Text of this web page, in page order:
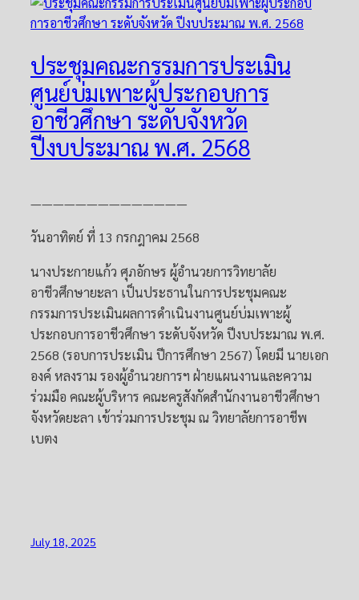
ประชุมคณะกรรมการประเมิน
ศูนย์บ่มเพาะผู้ประกอบการ
อาชีวศึกษา ระดับจังหวัด
ปีงบประมาณ พ.ศ. 2568
——————————————
วันอาทิตย์ ที่ 13 กรกฎาคม 2568
นางประกายแก้ว ศุภอักษร ผู้อำนวยการวิทยาลัย
อาชีวศึกษายะลา เป็นประธานในการประชุมคณะ
กรรมการประเมินผลการดำเนินงานศูนย์บ่มเพาะผู้
ประกอบการอาชีวศึกษา ระดับจังหวัด ปีงบประมาณ พ.ศ.
2568 (รอบการประเมิน ปีการศึกษา 2567) โดยมี นายเอก
องค์ หลงราม รองผู้อำนวยการฯ ฝ่ายแผนงานและความ
ร่วมมือ คณะผู้บริหาร คณะครูสังกัดสำนักงานอาชีวศึกษา
จังหวัดยะลา เข้าร่วมการประชุม ณ วิทยาลัยการอาชีพ
เบตง
July 18, 2025